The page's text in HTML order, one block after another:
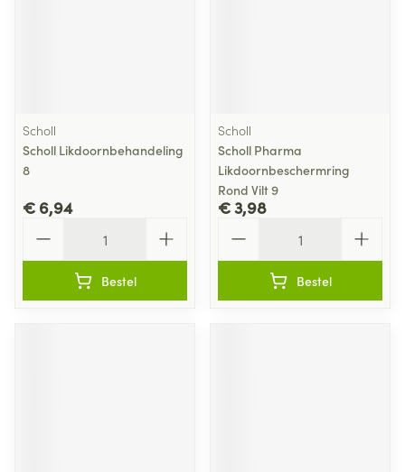
Scholl
Scholl Likdoornbehandeling
8
€ 6,94
Bestel
Scholl
Scholl Pharma
Likdoornbeschermring
Rond Vilt 9
€ 3,98
Bestel